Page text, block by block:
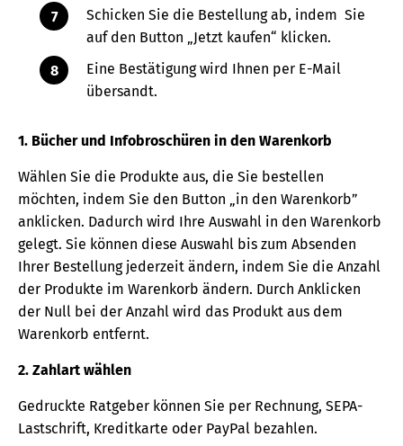
Schicken Sie die Bestellung ab, indem Sie
auf den Button „Jetzt kaufen“ klicken.
Eine Bestätigung wird Ihnen per E-Mail
übersandt.
1. Bücher und Infobroschüren in den Warenkorb
Wählen Sie die Produkte aus, die Sie bestellen
möchten, indem Sie den Button „in den Warenkorb”
anklicken. Dadurch wird Ihre Auswahl in den Warenkorb
gelegt. Sie können diese Auswahl bis zum Absenden
Ihrer Bestellung jederzeit ändern, indem Sie die Anzahl
der Produkte im Warenkorb ändern. Durch Anklicken
der Null bei der Anzahl wird das Produkt aus dem
Warenkorb entfernt.
2. Zahlart wählen
Gedruckte Ratgeber können Sie per Rechnung, SEPA-
Lastschrift, Kreditkarte oder PayPal bezahlen.